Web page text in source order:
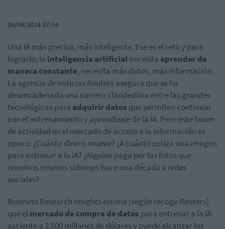
08/04/2024 07:54
Una IA más precisa, más inteligente. Ese es el reto y para
lograrlo, la inteligencia artificialnecesita aprender de
manera constante, necesita más datos, más información.
La agencia de noticias Reuters asegura que se ha
desencadenado una carrera clandestina entre las grandes
tecnológicas para adquirir datos que permiten continuar
con el entrenamiento y aprendizaje de la IA. Pero este boom
de actividad en el mercado de acceso a la información es
opaco: ¿Cuánto dinero mueve? ¿A cuánto cotiza una imagen
para entrenar a la IA? ¿Alguien paga por las fotos que
nosotros mismos subimos hace una década a redes
sociales?
Business Research Insights estima (según recoge Reuters)
que elmercado de compra de datos para entrenar a la IA
asciente a 2.500 millones de dólares y puede alcanzar los